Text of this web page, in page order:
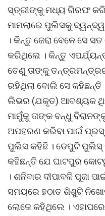
ସ୍ତ୍ରୀଙ୍କୁ ମଧ୍ୟ ଗିରଫ
ମାମଲାରେ ପୁଲିସକୁ
। କିନ୍ତୁ ଜେରା ବେଳେ ସେ
କରିଥିଲେ । କିନ୍ତୁ
ତେଣୁ ତାଙ୍କୁ ତନ୍ତ୍ରମନ୍ତ୍ରର
ରହିଥିଲା ବୋଲି ସେ
ଲିଭର (ଯକୃତ) ଆବଶ୍ୟକ
ମାମୁଁକୁ ତାଙ୍କ ବନ୍ଧୁ
ଅପହରଣ କରିବା ପାଇଁ
ପୁଲିସ କହିଛି । ଡେପୁଟି ପୁଲିସ୍
କହିଛନ୍ତି ଯେ ଘାଟପୁର
। ଶନିବାର ଦୀପାବଳି ପୂଜା
ସମୟରେ ହଠାତ ଶିଶୁଟି
ଲୋକେ କହିଥିଲେ ।